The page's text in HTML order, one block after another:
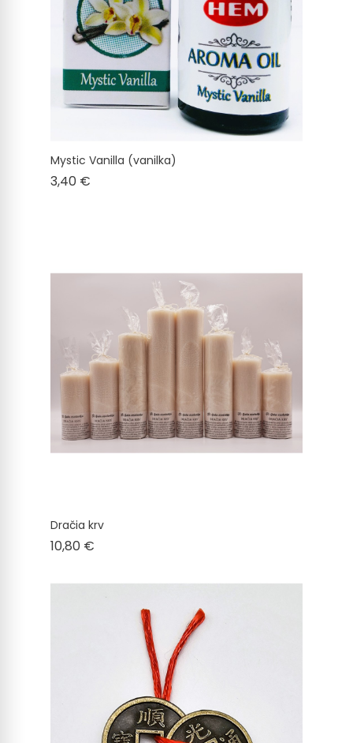
Mystic Vanilla (vanilka)
3,40 €
Dračia krv
10,80 €